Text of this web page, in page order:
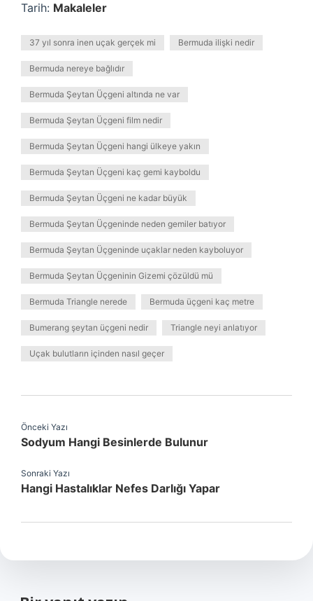
Tarih: Makaleler
37 yıl sonra inen uçak gerçek mi Bermuda ilişki nedir
Bermuda nereye bağlıdır
Bermuda Şeytan Üçgeni altında ne var
Bermuda Şeytan Üçgeni film nedir
Bermuda Şeytan Üçgeni hangi ülkeye yakın
Bermuda Şeytan Üçgeni kaç gemi kayboldu
Bermuda Şeytan Üçgeni ne kadar büyük
Bermuda Şeytan Üçgeninde neden gemiler batıyor
Bermuda Şeytan Üçgeninde uçaklar neden kayboluyor
Bermuda Şeytan Üçgeninin Gizemi çözüldü mü
Bermuda Triangle nerede Bermuda üçgeni kaç metre
Bumerang şeytan üçgeni nedir Triangle neyi anlatıyor
Uçak bulutların içinden nasıl geçer
Önceki Yazı
Sodyum Hangi Besinlerde Bulunur
Sonraki Yazı
Hangi Hastalıklar Nefes Darlığı Yapar